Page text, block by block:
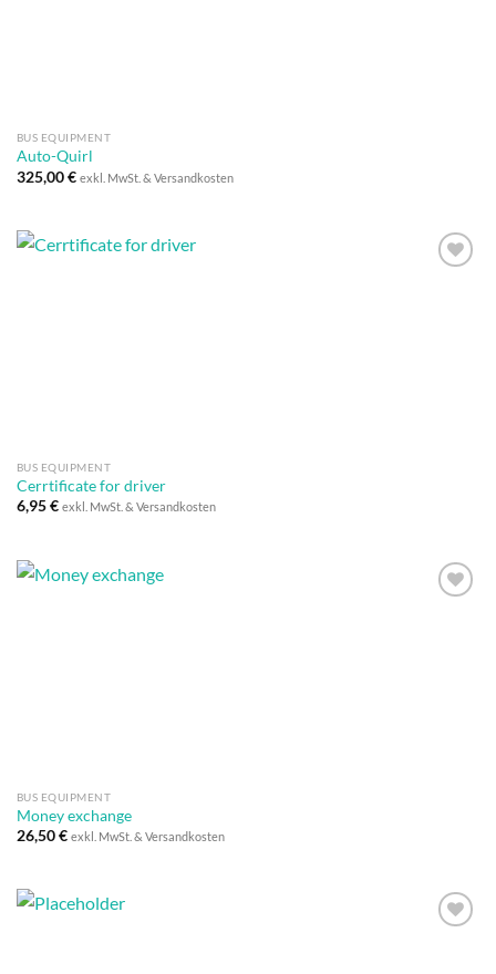
BUS EQUIPMENT
Auto-Quirl
325,00€ exkl. MwSt. & Versandkosten
BUS EQUIPMENT
Cerrtificate for driver
6,95€ exkl. MwSt. & Versandkosten
BUS EQUIPMENT
Money exchange
26,50€ exkl. MwSt. & Versandkosten